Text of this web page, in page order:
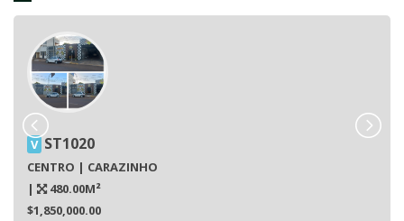
V ST1020
CENTRO | CARAZINHO
|
480.00M²
$1,850,000.00